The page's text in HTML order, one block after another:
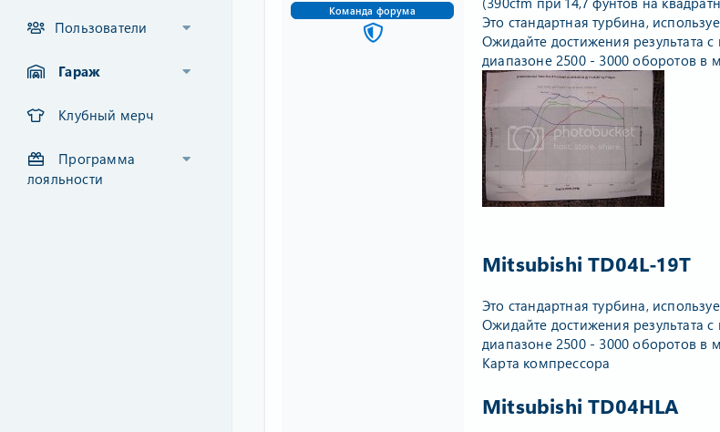
Пользователи
Гараж
Клубный мерч
Программа
лояльности
Команда форума
Это стандартная турбина,
Ожидайте достижения результата
диапазоне 2500 - 3000 оборотов в
Mitsubishi TD04L-19Т
Это стандартная турбина,
Ожидайте достижения результата
диапазоне 2500 - 3000 оборотов в
Карта компрессора
Mitsubishi TD04HLA